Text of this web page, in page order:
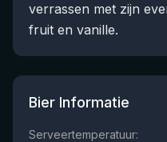
verrassen met zijn
fruit en vanille.
Bier Informatie
Serveertemperatuur: